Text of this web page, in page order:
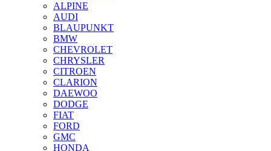
ALPINE
AUDI
BLAUPUNKT
BMW
CHEVROLET
CHRYSLER
CITROEN
CLARION
DAEWOO
DODGE
FIAT
FORD
GMC
HONDA